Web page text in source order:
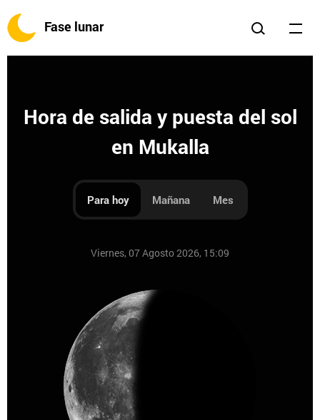
Fase lunar
Hora de salida y puesta del sol
en Mukalla
Para hoy Mañana Mes
Viernes, 07 Agosto 2026, 15:09